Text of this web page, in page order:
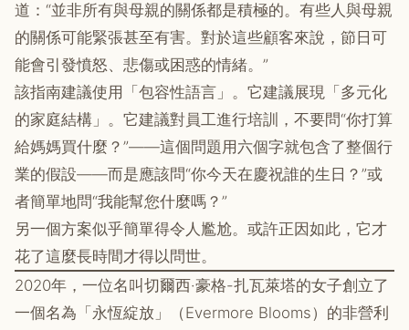
道：“並非所有與母親的關係都是積極的。有些人與母親
的關係可能​​緊張甚至有害。對於這些顧客來說，節日可
能會引發憤怒、悲傷或困惑的情緒。”
該指南建議使用「包容性語言」。它建議展現「多元化
的家庭結構」。它建議對員工進行培訓，不要問“你打算
給媽媽買什麼？”——這個問題用六個字就包含了整個行
業的假設——而是應該問“你今天在慶祝誰的生日？”或
者簡單地問“我能幫您什麼嗎？”
另一個方案似乎簡單得令人尷尬。或許正因如此，它才
花了這麼長時間才得以問世。
2020年，一位名叫切爾西·豪格-扎瓦萊塔的女子創立了
一個名為「永恆綻放」（Evermore Blooms）的非營利